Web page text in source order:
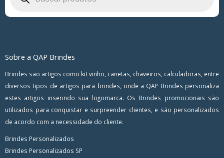
Sobre a QAP Brindes
Brindes são artigos como kit vinho, canetas, chaveiros, calculadoras, entre
diversos tipos de artigos para brindes, onde a QAP Brindes personaliza
estes artigos inserindo sua logomarca. Os Brindes promocionais são
utilizados para conquistar e surpreender clientes, e são personalizados
de acordo com a necessidade do cliente.
Brindes Personalizados
Brindes Personalizados SP